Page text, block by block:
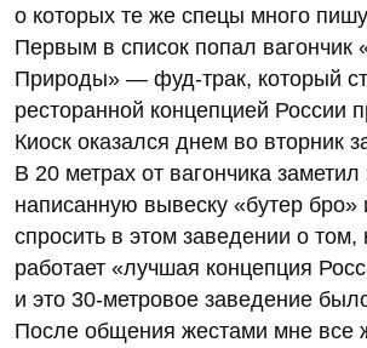
о которых те же спецы много
Первым в список попал вагончик
Природы» — фуд-трак, который
ресторанной концепцией России
Киоск оказался днем во вторник
В 20 метрах от вагончика
написанную вывеску «бутер
спросить в этом заведении о том,
работает «лучшая концепция
и это 30‑метровое заведение
После общения жестами мне все